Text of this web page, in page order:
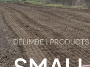
DELIMBE | PRODUCTS